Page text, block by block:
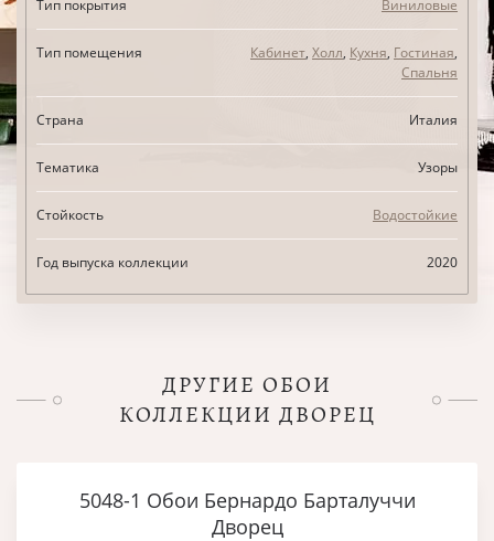
Тип покрытия Виниловые
Тип помещения Кабинет, Холл, Кухня, Гостиная,
Спальня
Страна Италия
Тематика Узоры
Стойкость Водостойкие
Год выпуска коллекции 2020
ДРУГИЕ ОБОИ
КОЛЛЕКЦИИ ДВОРЕЦ
5048-1 Обои Бернардо Барталуччи
Дворец